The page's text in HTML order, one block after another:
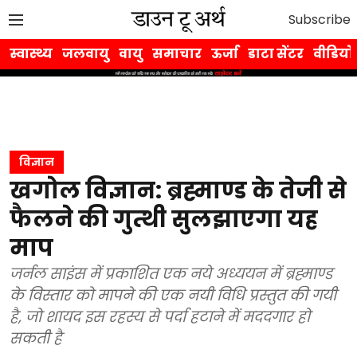
Subscribe
स्वास्थ्य जलवायु वायु समाचार ऊर्जा डाटा सेंटर वीडियो
विज्ञान
खगोल विज्ञान: ब्रह्माण्ड के तेजी से
फैलने की गुत्थी सुलझाएगा यह
माप
जर्नल साइंस में प्रकाशित एक नये अध्ययन में ब्रह्माण्ड
के विस्तार को मापने की एक नयी विधि प्रस्तुत की गयी
है, जो शायद इस रहस्य से पर्दा हटाने में मददगार हो
सकती है